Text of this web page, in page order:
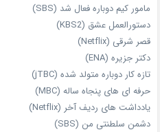
مامور کیم دوباره فعال شد (SBS)
دستورالعمل عشق (KBS2)
قصر شرقی (Netflix)
دکتر جزیره (ENA)
تازه‌ کار دوباره‌ متولد شده (jTBC)
حرفه‌ ای‌ های پنجاه‌ ساله (MBC)
یادداشت‌ های ردیف آخر (Netflix)
دشمن سلطنتی من (SBS)